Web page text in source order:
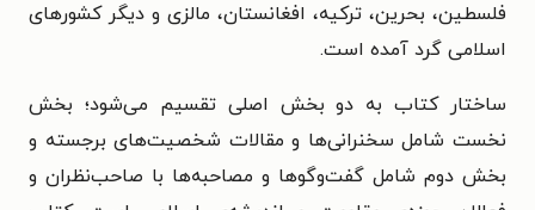
فلسطین، بحرین، ترکیه، افغانستان، مالزی و دیگر کشورهای
اسلامی گرد آمده است.
ساختار کتاب به دو بخش اصلی تقسیم می‌شود؛ بخش
نخست شامل سخنرانی‌ها و مقالات شخصیت‌های برجسته و
بخش دوم شامل گفت‌وگوها و مصاحبه‌ها با صاحب‌نظران و